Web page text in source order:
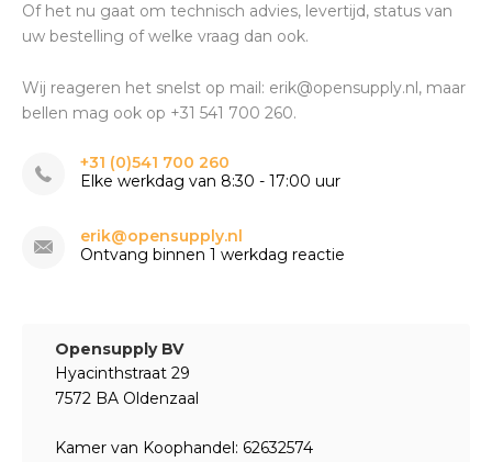
Of het nu gaat om technisch advies, levertijd, status van
uw bestelling of welke vraag dan ook.
Wij reageren het snelst op mail: erik@opensupply.nl, maar
bellen mag ook op +31 541 700 260.
+31 (0)541 700 260
Elke werkdag van 8:30 - 17:00 uur
erik@opensupply.nl
Ontvang binnen 1 werkdag reactie
Opensupply BV
Hyacinthstraat 29
7572 BA Oldenzaal
Kamer van Koophandel: 62632574